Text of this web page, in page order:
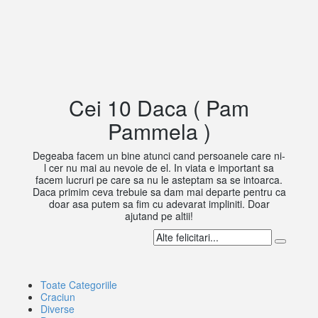
Cei 10 Daca ( Pam
Pammela )
Degeaba facem un bine atunci cand persoanele care ni-
l cer nu mai au nevoie de el. In viata e important sa
facem lucruri pe care sa nu le asteptam sa se intoarca.
Daca primim ceva trebuie sa dam mai departe pentru ca
doar asa putem sa fim cu adevarat impliniti. Doar
ajutand pe altii!
Toate Categoriile
Craciun
Diverse